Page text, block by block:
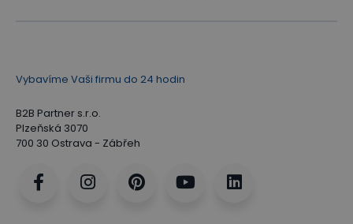
Vybavíme Vaši firmu do 24 hodin
B2B Partner s.r.o.
Plzeňská 3070
700 30 Ostrava - Zábřeh